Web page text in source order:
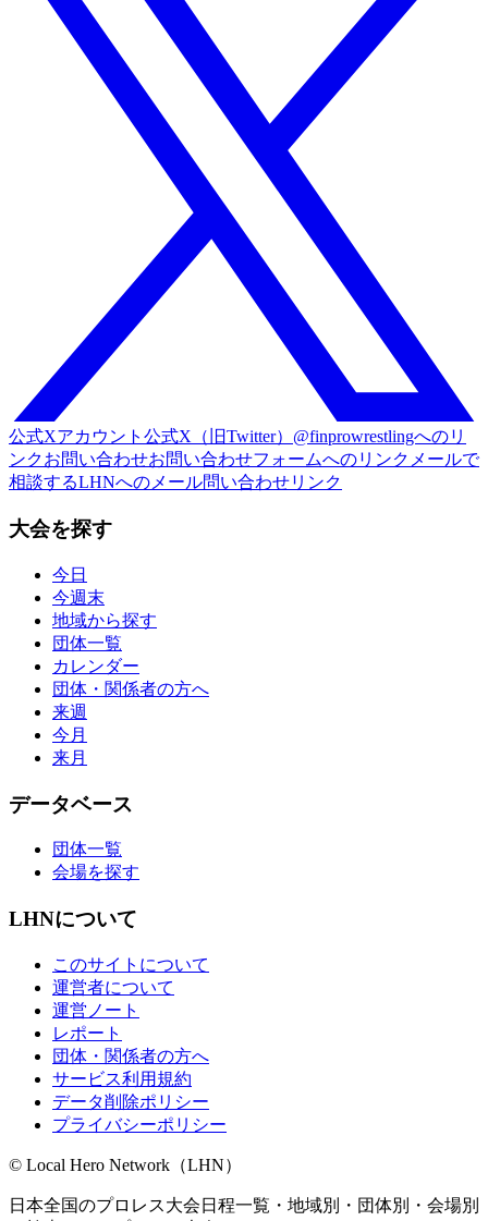
公式Xアカウント 公式X（旧Twitter）@finprowrestlingへのリ
ンクお問い合わせお問い合わせフォームへのリンク メールで
相談するLHNへのメール問い合わせリンク
大会を探す
今日
今週末
地域から探す
団体一覧
カレンダー
団体・関係者の方へ
来週
今月
来月
データベース
団体一覧
会場を探す
LHNについて
このサイトについて
運営者について
運営ノート
レポート
団体・関係者の方へ
サービス利用規約
データ削除ポリシー
プライバシーポリシー
© Local Hero Network（LHN）
日本全国のプロレス大会日程一覧・地域別・団体別・会場別